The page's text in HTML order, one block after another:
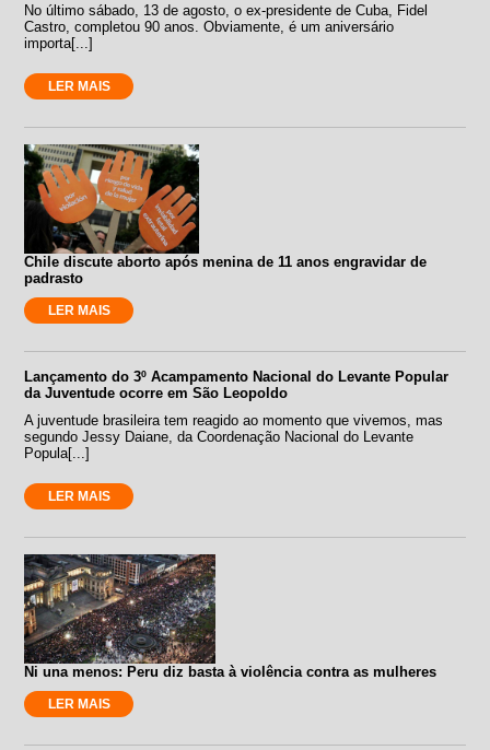
No último sábado, 13 de agosto, o ex-presidente de Cuba, Fidel
Castro, completou 90 anos. Obviamente, é um aniversário
importa[...]
LER MAIS
Chile discute aborto após menina de 11 anos engravidar de
padrasto
LER MAIS
Lançamento do 3º Acampamento Nacional do Levante Popular
da Juventude ocorre em São Leopoldo
A juventude brasileira tem reagido ao momento que vivemos, mas
segundo Jessy Daiane, da Coordenação Nacional do Levante
Popula[...]
LER MAIS
Ni una menos: Peru diz basta à violência contra as mulheres
LER MAIS